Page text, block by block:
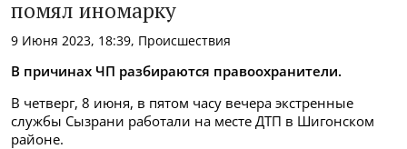
помял иномарку
9 Июня 2023, 18:39, Происшествия
В причинах ЧП разбираются правоохранители.
В четверг, 8 июня, в пятом часу вечера экстренные
службы Сызрани работали на месте ДТП в Шигонском
районе.